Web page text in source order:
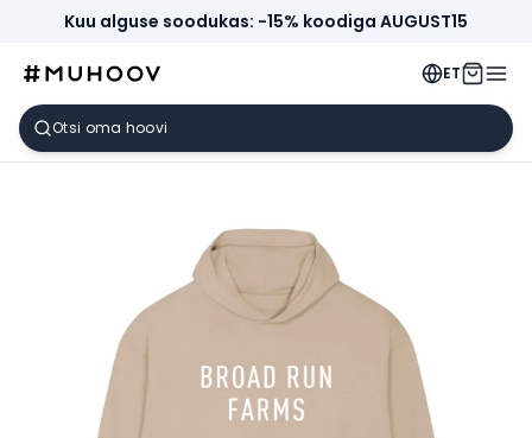
Kuu alguse soodukas: -15% koodiga AUGUST15
ET